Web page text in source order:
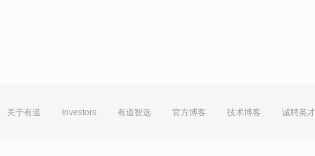
关于有道 Investors 有道智选 官方博客 技术博客 诚聘英才